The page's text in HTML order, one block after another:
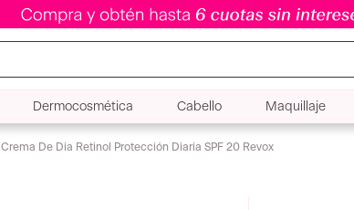
Dermocosmética Cabello Maquillaje
Crema De Dia Retinol Protección Diaria SPF 20 Revox